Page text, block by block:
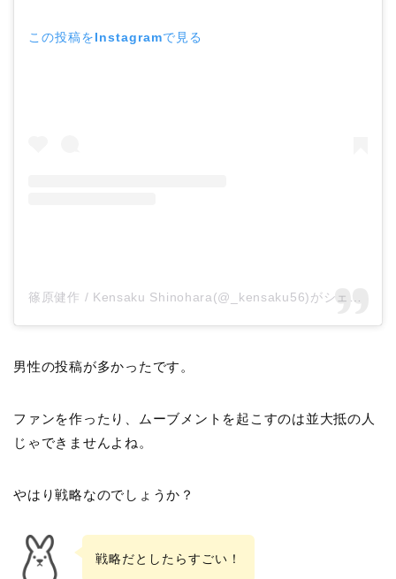
この投稿をInstagramで見る
男性の投稿が多かったです。
ファンを作ったり、ムーブメントを起こすのは並大抵の人
じゃできませんよね。
やはり戦略なのでしょうか？
戦略だとしたらすごい！